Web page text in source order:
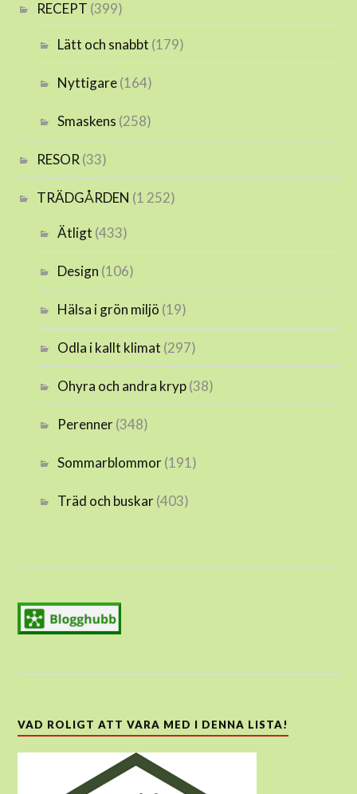
RECEPT (399)
Lätt och snabbt (179)
Nyttigare(164)
Smaskens (258)
RESOR (33)
TRÄDGÅRDEN (1 252)
Ätligt (433)
Design (106)
Hälsa i grön miljö (19)
Odla i kallt klimat (297)
Ohyra och andra kryp(38)
Perenner(348)
Sommarblommor(191)
Träd och buskar(403)
VAD ROLIGT ATT VARA MED I DENNA LISTA!